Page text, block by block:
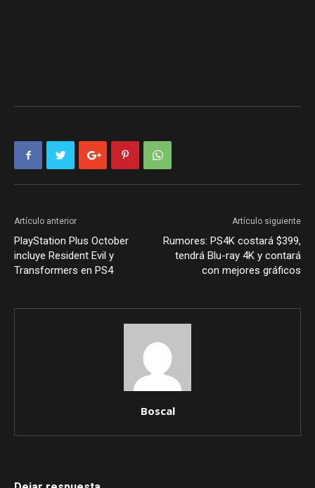
Artículo anterior
PlayStation Plus October
incluye Resident Evil y
Transformers en PS4
Artículo siguiente
Rumores: PS4K costará $399,
tendrá Blu-ray 4K y contará
con mejores gráficos
Boscal